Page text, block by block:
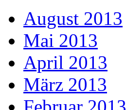
August 2013
Mai 2013
April 2013
März 2013